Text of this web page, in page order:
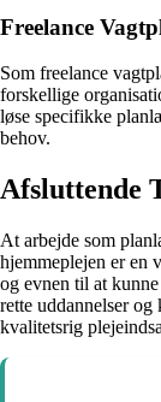
Freelance
Som freelance
forskellige
løse specifikke
behov.
Afsluttende
At arbejde som
hjemmeplejen er en
og evnen til at
rette uddannelser
kvalitetsrig